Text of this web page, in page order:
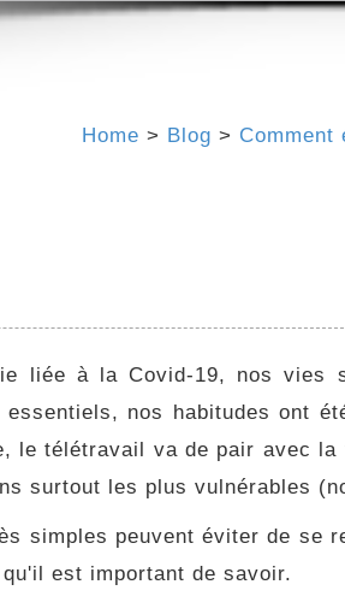
Home > Blog >
liée à la Covid-19, nos
nos habitudes ont
le télétravail va de pair avec
surtout les plus vulnérables
simples peuvent éviter de se
est important de savoir.